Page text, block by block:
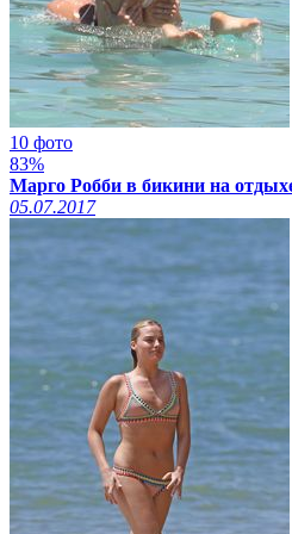
10 фото
83%
Марго Робби в бикини на
05.07.2017